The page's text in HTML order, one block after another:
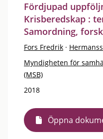
Fördjupad
Krisberedskap :
Samordning,
Fors Fredrik ·
Myndigheten för
(MSB)
2018
Öppna